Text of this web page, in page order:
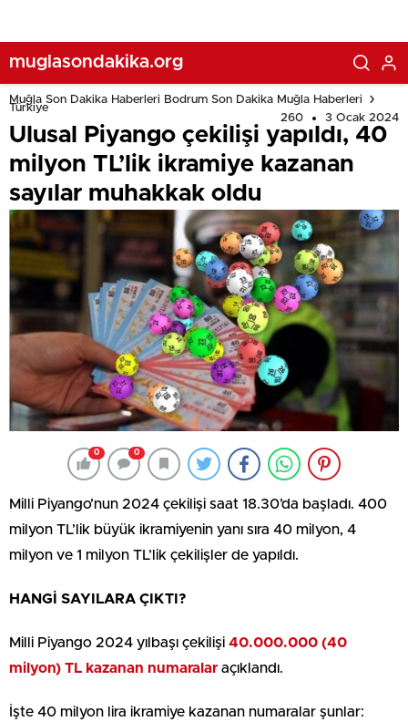
muglasondakika.org
Muğla Son Dakika Haberleri Bodrum Son Dakika Muğla Haberleri
Türkiye
260
3 Ocak 2024
Ulusal Piyango çekilişi yapıldı, 40
milyon TL’lik ikramiye kazanan
sayılar muhakkak oldu
0 0
Milli Piyango’nun 2024 çekilişi saat 18.30’da başladı. 400
milyon TL’lik büyük ikramiyenin yanı sıra 40 milyon, 4
milyon ve 1 milyon TL’lik çekilişler de yapıldı.
HANGİ SAYILARA ÇIKTI?
Milli Piyango 2024 yılbaşı çekilişi 40.000.000 (40
milyon) TL kazanan numaralar açıklandı.
İşte 40 milyon lira ikramiye kazanan numaralar şunlar: